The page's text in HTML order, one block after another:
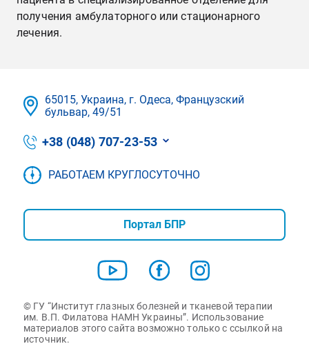
получения амбулаторного или стационарного
лечения.
65015, Украина, г. Одеса, Французский
бульвар, 49/51
+38 (048) 707-23-53
РАБОТАЕМ КРУГЛОСУТОЧНО
Портал БПР
© ГУ “Институт глазных болезней и тканевой терапии
им. В.П. Филатова НАМН Украины”. Использование
материалов этого сайта возможно только с ссылкой на
источник.